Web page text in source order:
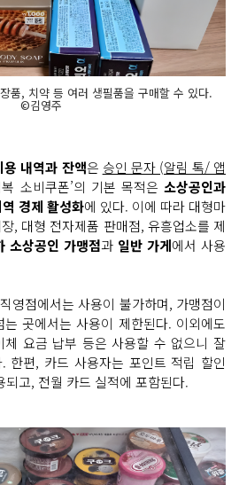
품, 치약 등 여러 생필품을 구매할 수 있다.
©김영주
용 내역과 잔액은 승인 문자 (알림 톡/ 앱
복 소비쿠폰’의 기본 목적은소상공인과
경제 활성화에 있다. 이에 따라 대형마
, 대형 전자제품 판매점, 유흥업소를 제
소상공인 가맹점과 일반 가게에서 사용
영점에서는 사용이 불가하며, 가맹점이
곳에서는 사용이 제한된다. 이외에도
체 요금 납부 등은 사용할 수 없으니 잘
한편, 카드 사용자는 포인트 적립 할인
고, 전월 카드 실적에 포함된다.